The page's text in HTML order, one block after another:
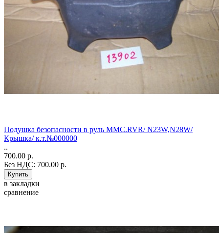
Подушка безопасности в руль MMC.RVR/ N23W,N28W/
Крышка/ к.т.№000000
..
700.00 р.
Без НДС: 700.00 р.
в закладки
сравнение